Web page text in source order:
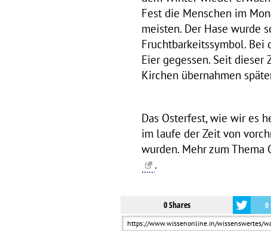
Fest die Menschen im
meisten. Der Hase wurde
Fruchtbarkeitssymbol. Bei
Eier gegessen. Seit dieser
Kirchen übernahmen
Das Osterfest, wie wir es
im laufe der Zeit von
wurden. Mehr zum Thema
.
0 Shares 0